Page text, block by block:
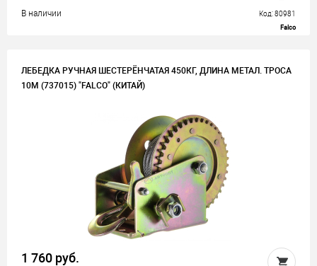
В наличии Код: 80981
Falco
ЛЕБЕДКА РУЧНАЯ ШЕСТЕРЁНЧАТАЯ 450КГ, ДЛИНА МЕТАЛ. ТРОСА
10М (737015) "FALCO" (КИТАЙ)
1 760 руб.